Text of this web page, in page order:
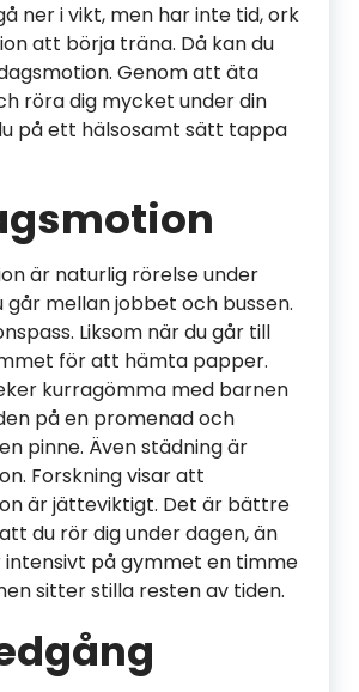
ner i vikt, men har inte tid, ork
att börja träna. Då kan du
Genom att äta
röra dig mycket under din
på ett hälsosamt sätt tappa
är naturlig rörelse under
går mellan jobbet och bussen.
Liksom när du går till
för att hämta papper.
kurragömma med barnen
på en promenad och
pinne. Även städning är
Forskning visar att
är jätteviktigt. Det är bättre
du rör dig under dagen, än
på gymmet en timme
sitter stilla resten av tiden.